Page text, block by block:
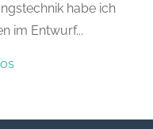
habe ich
im Entwurf...